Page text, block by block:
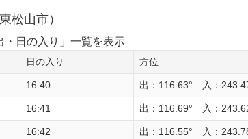
松山市）
・日の入り」一覧を表示
日の入り 方位
16:40 出：116.63° 入：
16:41 出：116.69° 入：
16:42 出：116.55° 入：